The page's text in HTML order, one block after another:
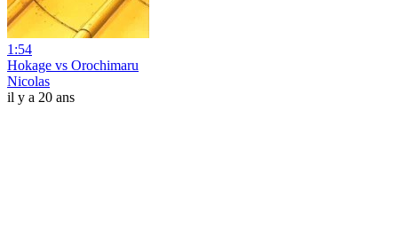
1:54
Hokage vs Orochimaru
Nicolas
il y a 20 ans